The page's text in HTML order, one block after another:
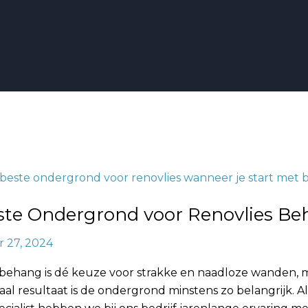
Ondergrond voor Renovlies
27, 2024
is dé keuze voor strakke en naadloze wanden,
resultaat is de ondergrond minstens zo belangrijk.